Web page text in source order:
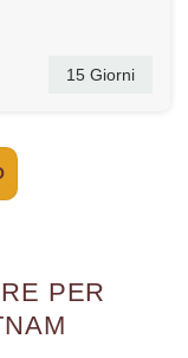
15 Giorni
PER